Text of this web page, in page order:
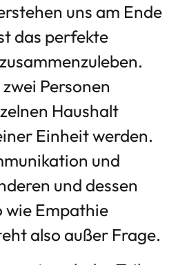
uns am Ende
das perfekte
Personen
Haushalt
Einheit werden.
und
und dessen
wie Empathie
also außer Frage.